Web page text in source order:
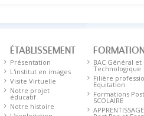
ÉTABLISSEMENT
Présentation
L'institut en images
Visite Virtuelle
Notre projet
éducatif
Notre histoire
BAC Général et
Technologique
Filière
Equitation
Formations
SCOLAIRE